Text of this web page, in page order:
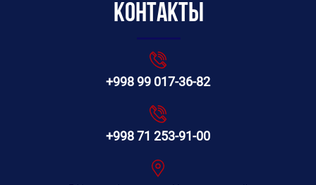
Контакты
+998 99 017-36-82
+998 71 253-91-00